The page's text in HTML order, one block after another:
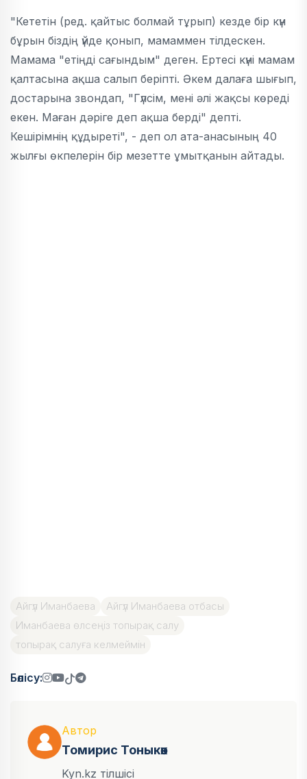
"Кететін (ред. қайтыс болмай тұрып) кезде бір күн
бұрын біздің үйде қонып, мамаммен тілдескен.
Мамама "етіңді сағындым" деген. Ертесі күні мамам
қалтасына ақша салып беріпті. Әкем далаға шығып,
достарына звондап, "Гүлсім, мені әлі жақсы көреді
екен. Маған дәріге деп ақша берді" депті.
Кешірімнің құдыреті", - деп ол ата-анасының 40
жылғы өкпелерін бір мезетте ұмытқанын айтады.
Айгүл Иманбаева
Айгүл Иманбаева отбасы
Иманбаева өлсеңіз топырақ салу
топырақ салуға келмеймін
Бөлісу:
Автор
Томирис Тоныкөк
Kyn.kz тілшісі